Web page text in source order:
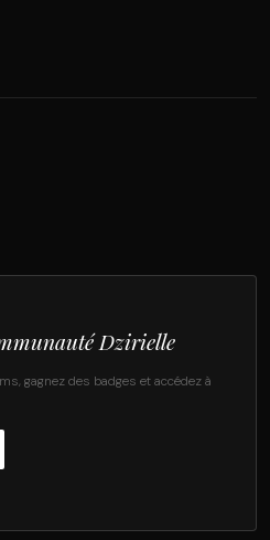
Dzirielle
gagnez des badges et accédez à